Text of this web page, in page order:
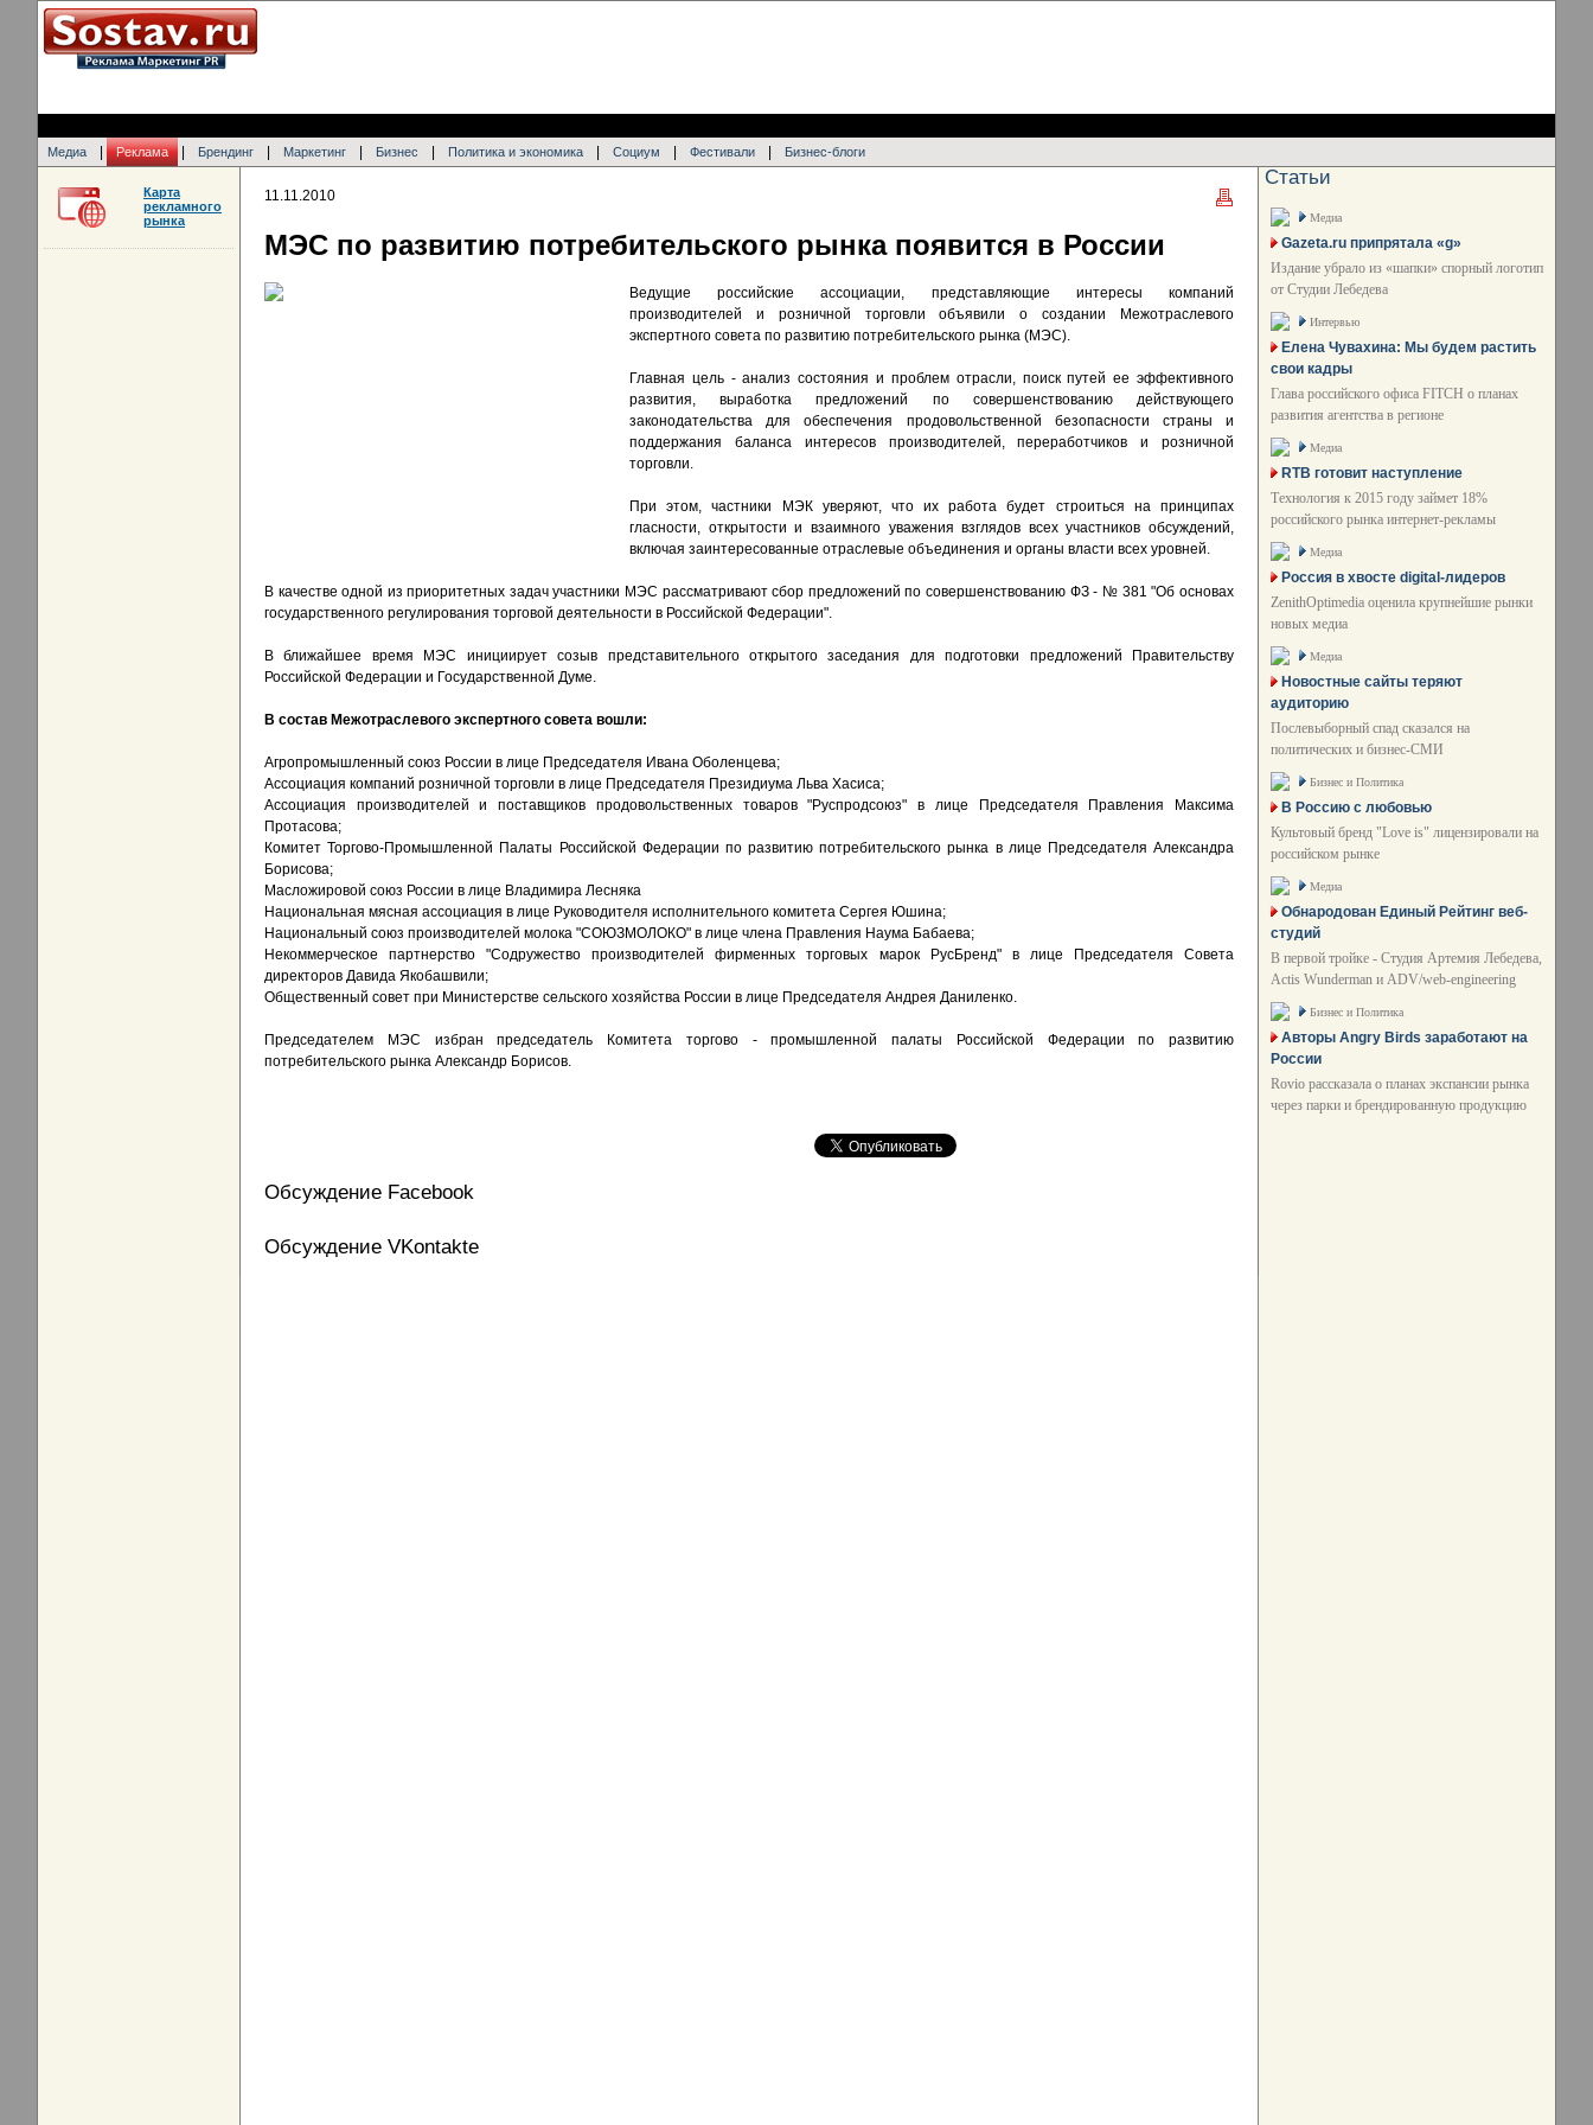
Медиа Реклама Брендинг Маркетинг Бизнес Политика и экономика Социум Фестивали Бизнес-блоги
11.11.2010
МЭС по развитию потребительского рынка появится в России
Ведущие российские ассоциации, представляющие интересы компаний
производителей и розничной торговли объявили о создании Межотраслевого
экспертного совета по развитию потребительского рынка (МЭС).
Главная цель - анализ состояния и проблем отрасли, поиск путей ее эффективного
развития, выработка предложений по совершенствованию действующего
законодательства для обеспечения продовольственной безопасности страны и
поддержания баланса интересов производителей, переработчиков и розничной
торговли.
При этом, частники МЭК уверяют, что их работа будет строиться на принципах
гласности, открытости и взаимного уважения взглядов всех участников обсуждений,
включая заинтересованные отраслевые объединения и органы власти всех уровней.
В качестве одной из приоритетных задач участники МЭС рассматривают сбор предложений по совершенствованию ФЗ - № 381 "Об основах
государственного регулирования торговой деятельности в Российской Федерации".
В ближайшее время МЭС инициирует созыв представительного открытого заседания для подготовки предложений Правительству
Российской Федерации и Государственной Думе.
В состав Межотраслевого экспертного совета вошли:
Агропромышленный союз России в лице Председателя Ивана Оболенцева;
Ассоциация компаний розничной торговли в лице Председателя Президиума Льва Хасиса;
Ассоциация производителей и поставщиков продовольственных товаров "Руспродсоюз" в лице Председателя Правления Максима
Протасова;
Комитет Торгово-Промышленной Палаты Российской Федерации по развитию потребительского рынка в лице Председателя Александра
Борисова;
Масложировой союз России в лице Владимира Лесняка
Национальная мясная ассоциация в лице Руководителя исполнительного комитета Сергея Юшина;
Национальный союз производителей молока "СОЮЗМОЛОКО" в лице члена Правления Наума Бабаева;
Некоммерческое партнерство "Содружество производителей фирменных торговых марок РусБренд" в лице Председателя Совета
директоров Давида Якобашвили;
Общественный совет при Министерстве сельского хозяйства России в лице Председателя Андрея Даниленко.
Председателем МЭС избран председатель Комитета торгово - промышленной палаты Российской Федерации по развитию
потребительского рынка Александр Борисов.
Обсуждение Facebook
Обсуждение VKontakte
Карта
рекламного
рынка
Статьи
Медиа
Gazeta.ru припрятала «g»
Издание убрало из «шапки» спорный логотип
от Студии Лебедева
Интервью
Елена Чувахина: Мы будем растить
свои кадры
Глава российского офиса FITCH о планах
развития агентства в регионе
Медиа
RTB готовит наступление
Технология к 2015 году займет 18%
российского рынка интернет-рекламы
Медиа
Россия в хвосте digital-лидеров
ZenithOptimedia оценила крупнейшие рынки
новых медиа
Медиа
Новостные сайты теряют
аудиторию
Послевыборный спад сказался на
политических и бизнес-СМИ
Бизнес и Политика
В Россию с любовью
Культовый бренд "Love is" лицензировали на
российском рынке
Медиа
Обнародован Единый Рейтинг веб-
студий
В первой тройке - Студия Артемия Лебедева,
Actis Wunderman и ADV/web-engineering
Бизнес и Политика
Авторы Angry Birds заработают на
России
Rovio рассказала о планах экспансии рынка
через парки и брендированную продукцию